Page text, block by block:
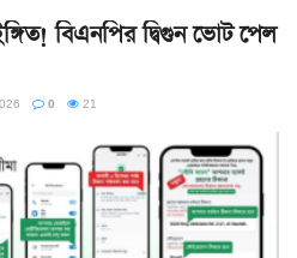
বিএনপির দ্বিগুন ভোট পেল
0 21